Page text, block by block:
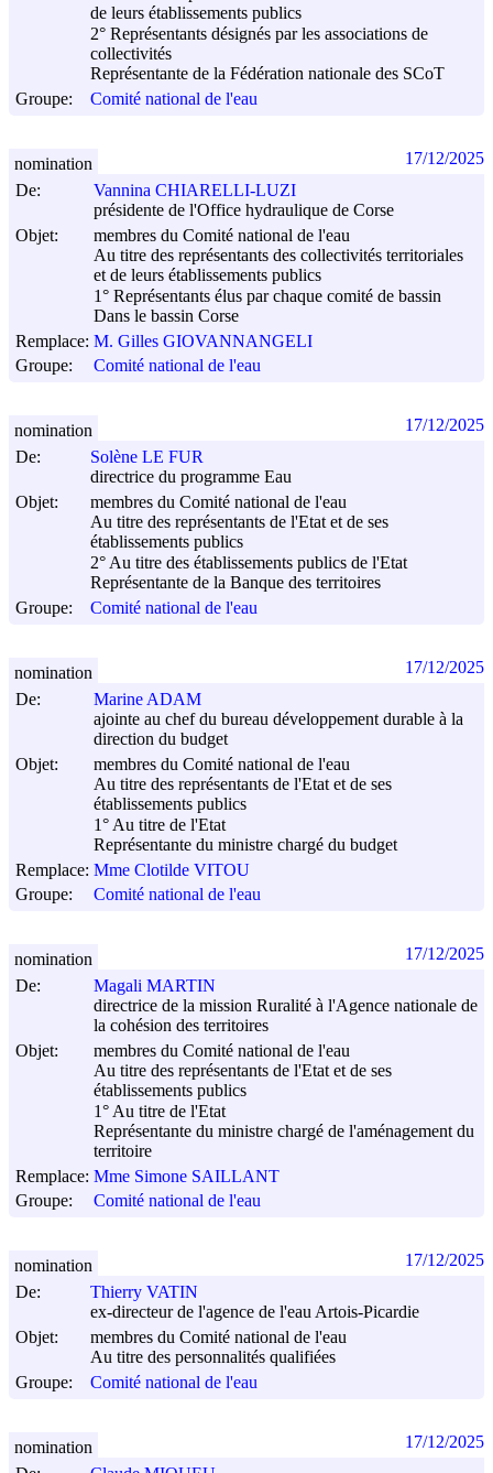
de leurs établissements publics
2° Représentants désignés par les associations de
collectivités
Représentante de la Fédération nationale des SCoT
Groupe:
Comité national de l'eau
De:
Vannina CHIARELLI-LUZI
présidente de l'Office hydraulique de Corse
Objet:
membres du Comité national de l'eau
Au titre des représentants des collectivités territoriales
et de leurs établissements publics
1° Représentants élus par chaque comité de bassin
Dans le bassin Corse
Remplace: M. Gilles GIOVANNANGELI
Groupe:
Comité national de l'eau
nomination 17/12/2025
De:
Solène LE FUR
directrice du programme Eau
Objet:
membres du Comité national de l'eau
Au titre des représentants de l'Etat et de ses
établissements publics
2° Au titre des établissements publics de l'Etat
Représentante de la Banque des territoires
Groupe:
Comité national de l'eau
nomination 17/12/2025
De:
Marine ADAM
ajointe au chef du bureau développement durable à la
direction du budget
Objet:
membres du Comité national de l'eau
Au titre des représentants de l'Etat et de ses
établissements publics
1° Au titre de l'Etat
Représentante du ministre chargé du budget
Remplace: Mme Clotilde VITOU
Groupe:
Comité national de l'eau
nomination 17/12/2025
De:
Magali MARTIN
directrice de la mission Ruralité à l'Agence nationale de
la cohésion des territoires
Objet:
membres du Comité national de l'eau
Au titre des représentants de l'Etat et de ses
établissements publics
1° Au titre de l'Etat
Représentante du ministre chargé de l'aménagement du
territoire
Remplace: Mme Simone SAILLANT
Groupe:
Comité national de l'eau
nomination 17/12/2025
De:
Thierry VATIN
ex-directeur de l'agence de l'eau Artois-Picardie
Objet:
membres du Comité national de l'eau
Au titre des personnalités qualifiées
Groupe:
Comité national de l'eau
nomination 17/12/2025
nomination 17/12/2025